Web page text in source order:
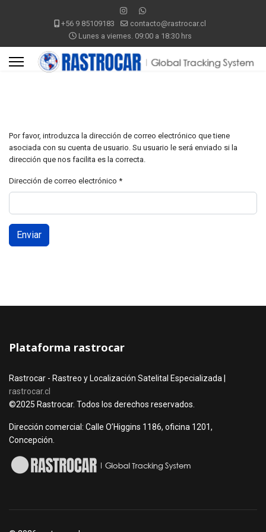
+56 9 85109183
contacto@rastrocar.cl
Lunes a viernes. 09:00 a 18:30 hrs
Por favor, introduzca la dirección de correo electrónico que tiene
asociada con su cuenta de usuario. Su usuario le será enviado si la
dirección que nos facilita es la correcta.
Dirección de correo electrónico *
Enviar
Plataforma rastrocar
Rastrocar - Rastreo y Localización Satelital Especializada |
rastrocar.cl
©2025 Rastrocar. Todos los derechos reservados.
Dirección comercial: Calle O’Higgins 1186, oficina 1201,
Concepción.